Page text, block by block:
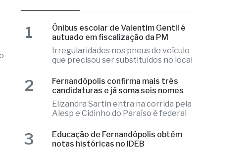
as mais lidas
Ônibus escolar de Valentim Gentil é
Irregularidades nos pneus do veículo
que precisou ser substituídos no local
Fernandópolis confirma mais três
Elizandra Sartin entra na corrida pela
Alesp e Cidinho do Paraíso é federal